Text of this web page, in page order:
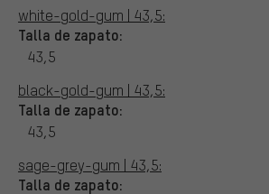
white-gold-gum | 43,5:
Talla de zapato:
43,5
black-gold-gum | 43,5:
Talla de zapato:
43,5
sage-grey-gum | 43,5:
Talla de zapato: